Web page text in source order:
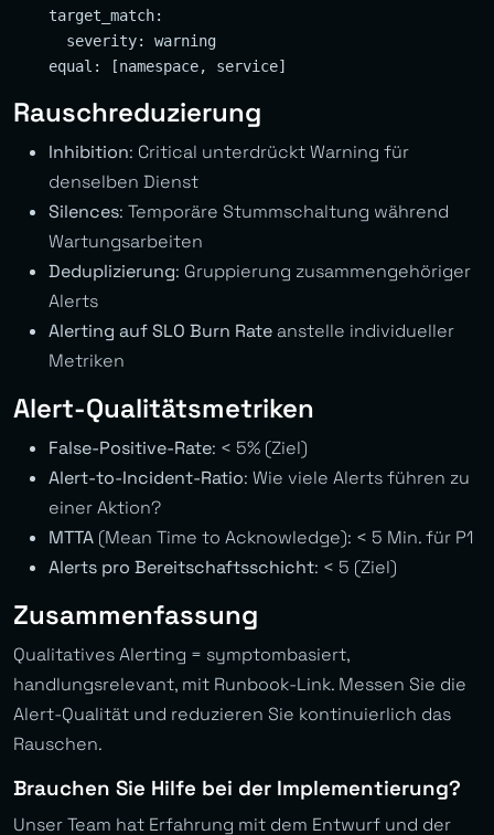
    target_match:
      severity: warning
Rauschreduzierung
Inhibition: Critical unterdrückt Warning für
denselben Dienst
Silences: Temporäre Stummschaltung während
Wartungsarbeiten
Deduplizierung: Gruppierung zusammengehöriger
Alerts
Alerting auf SLO Burn Rate anstelle individueller
Metriken
Alert-Qualitätsmetriken
False-Positive-Rate: < 5% (Ziel)
Alert-to-Incident-Ratio: Wie viele Alerts führen zu
einer Aktion?
MTTA (Mean Time to Acknowledge): < 5 Min. für P1
Alerts pro Bereitschaftsschicht: < 5 (Ziel)
Zusammenfassung
Qualitatives Alerting = symptombasiert,
handlungsrelevant, mit Runbook-Link. Messen Sie die
Alert-Qualität und reduzieren Sie kontinuierlich das
Rauschen.
Brauchen Sie Hilfe bei der Implementierung?
Unser Team hat Erfahrung mit dem Entwurf und der